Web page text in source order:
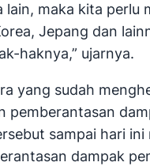
lain, maka kita
Jepang dan
haknya,” ujarnya.
yang sudah
pemberantasan
sampai hari
dampak